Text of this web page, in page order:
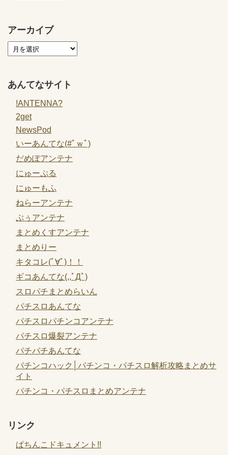
アーカイブ
あんてなサイト
!ANTENNA?
2get
NewsPod
いーあんてな(#ﾟｗﾟ)
だめぽアンテナ
にゅーぷる
にゅーもふ
ねらーアンテナ
ぷぅアンテナ
まとめくすアンテナ
まとめりー
キタコレ(ﾟ∀ﾟ)！！
ギコあんてな(,,ﾟДﾟ)
スロパチまとめらいん
パチスロあんてな
パチスロパチンコアンテナ
パチスロ爆裂アンテナ
パチパチあんてな
パチンコハック│パチンコ・パチスロ解析攻略まとめサ
イト
パチンコ・パチスロまとめアンテナ
リンク
ぱちんこドキュメント!!